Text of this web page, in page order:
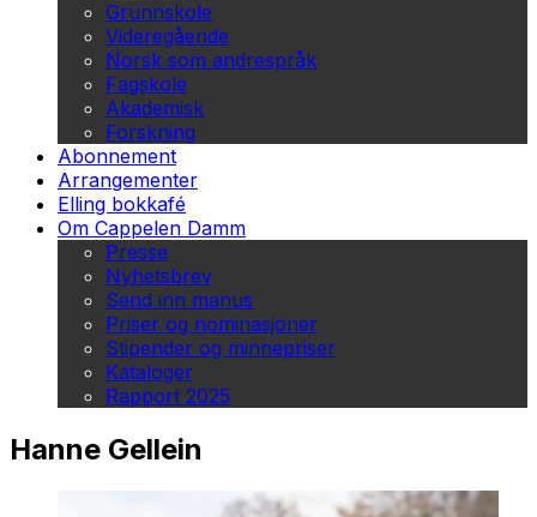
Grunnskole
Videregående
Norsk som andrespråk
Fagskole
Akademisk
Forskning
Abonnement
Arrangementer
Elling bokkafé
Om Cappelen Damm
Presse
Nyhetsbrev
Send inn manus
Priser og nominasjoner
Stipender og minnepriser
Kataloger
Rapport 2025
Hanne Gellein